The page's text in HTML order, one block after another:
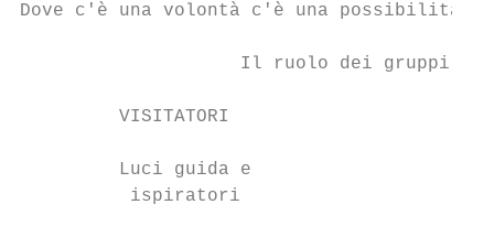
Dove c'è una volontà c'è una possibilità!
Il ruolo dei gruppi
VISITATORI
Luci guida e
ispiratori